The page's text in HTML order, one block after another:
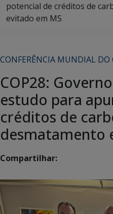
potencial de créditos de
evitado em MS
CONFERÊNCIA MUNDIAL DO
COP28:
estudo para
créditos de
desmatamento
Compartilhar: